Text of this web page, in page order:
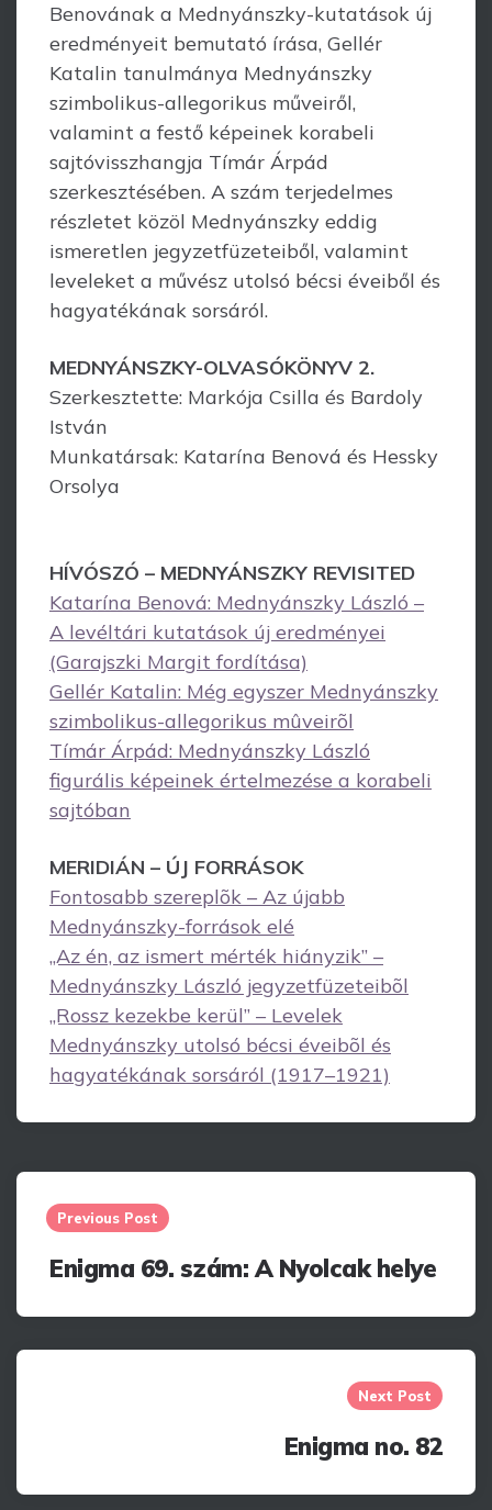
Benovának a Mednyánszky-kutatások új
eredményeit bemutató írása, Gellér
Katalin tanulmánya Mednyánszky
szimbolikus-allegorikus műveiről,
valamint a festő képeinek korabeli
sajtóvisszhangja Tímár Árpád
szerkesztésében. A szám terjedelmes
részletet közöl Mednyánszky eddig
ismeretlen jegyzetfüzeteiből, valamint
leveleket a művész utolsó bécsi éveiből és
hagyatékának sorsáról.
MEDNYÁNSZKY-OLVASÓKÖNYV 2.
Szerkesztette: Markója Csilla és Bardoly
István
Munkatársak: Katarína Benová és Hessky
Orsolya
HÍVÓSZÓ – MEDNYÁNSZKY REVISITED
Katarína Benová: Mednyánszky László –
A levéltári kutatások új eredményei
(Garajszki Margit fordítása)
Gellér Katalin: Még egyszer Mednyánszky
szimbolikus-allegorikus mûveirõl
Tímár Árpád: Mednyánszky László
figurális képeinek értelmezése a korabeli
sajtóban
MERIDIÁN – ÚJ FORRÁSOK
Fontosabb szereplõk – Az újabb
Mednyánszky-források elé
„Az én, az ismert mérték hiányzik” –
Mednyánszky László jegyzetfüzeteibõl
„Rossz kezekbe kerül” – Levelek
Mednyánszky utolsó bécsi éveibõl és
hagyatékának sorsáról (1917–1921)
Post
navigation
Previous Post
Enigma 69. szám: A Nyolcak helye
Next Post
Enigma no. 82